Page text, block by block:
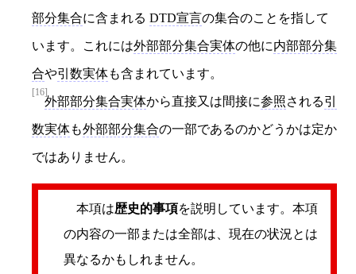
部分集合に含まれる DTD宣言の集合のことを指して
います。これには外部部分集合実体の他に内部部分集
合や引数実体も含まれています。
[16]
外部部分集合実体から直接又は間接に参照される引
数実体も外部部分集合の一部であるのかどうかは定か
ではありません。
本項は歴史的事項を説明しています。本項
の内容の一部または全部は、現在の状況とは
異なるかもしれません。